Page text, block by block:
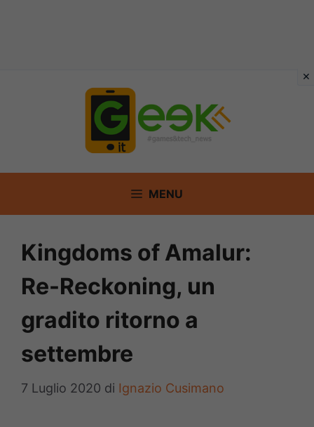
MENU
Kingdoms of Amalur:
Re-Reckoning, un
gradito ritorno a
settembre
7 Luglio 2020 di Ignazio Cusimano